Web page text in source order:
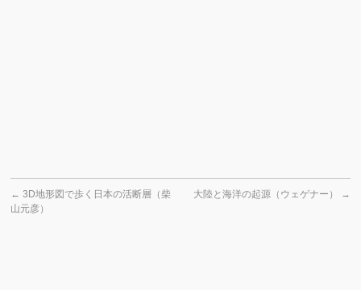
← 3D地形図で歩く日本の活断層（柴
山元彦）
大陸と海洋の起源（ウェゲナー） →